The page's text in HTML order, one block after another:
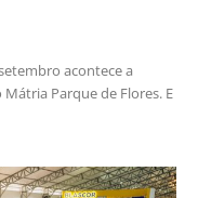
setembro acontece a
Parque de Flores. E